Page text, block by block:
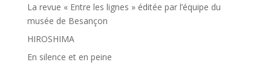
La revue « Entre les lignes » éditée par l’équipe du
musée de Besançon
HIROSHIMA
En silence et en peine